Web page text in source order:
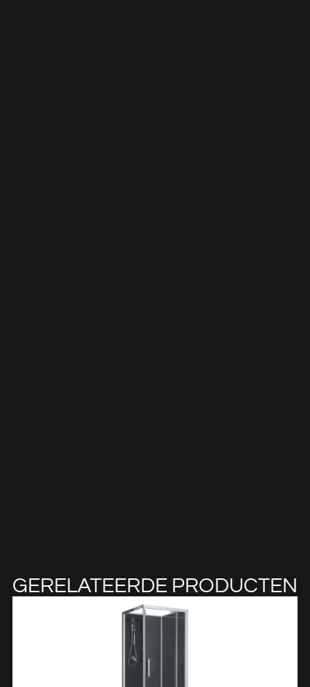
GERELATEERDE PRODUCTEN